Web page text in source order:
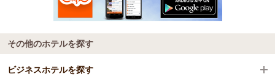
その他のホテルを探す
ビジネスホテルを探す